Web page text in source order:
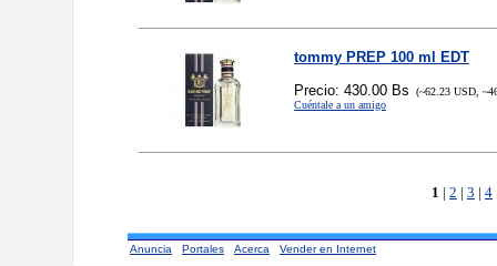
tommy PREP 100 ml EDT
Precio: 430.00 Bs (~62.23 USD,
Cuéntale a un amigo
1 | 2 | 3 | 4
Anuncia Portales Acerca Vender en Internet